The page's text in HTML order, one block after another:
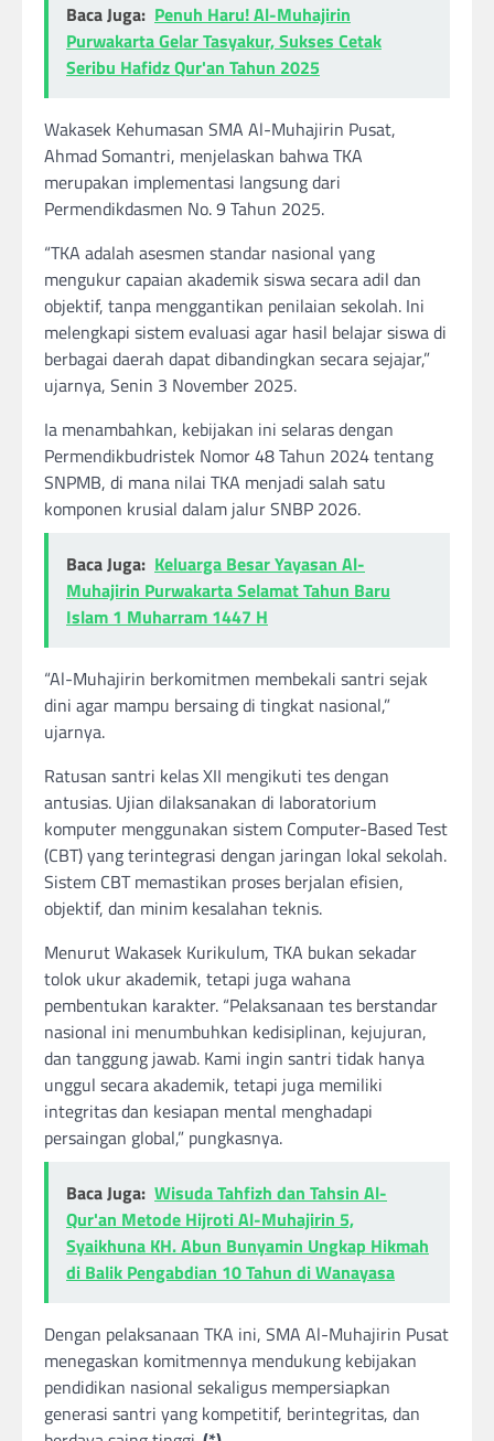
Baca Juga: Penuh Haru! Al-Muhajirin
Purwakarta Gelar Tasyakur, Sukses Cetak
Seribu Hafidz Qur'an Tahun 2025
Wakasek Kehumasan SMA Al-Muhajirin Pusat,
Ahmad Somantri, menjelaskan bahwa TKA
merupakan implementasi langsung dari
Permendikdasmen No. 9 Tahun 2025.
“TKA adalah asesmen standar nasional yang
mengukur capaian akademik siswa secara adil dan
objektif, tanpa menggantikan penilaian sekolah. Ini
melengkapi sistem evaluasi agar hasil belajar siswa di
berbagai daerah dapat dibandingkan secara sejajar,”
ujarnya, Senin 3 November 2025.
Ia menambahkan, kebijakan ini selaras dengan
Permendikbudristek Nomor 48 Tahun 2024 tentang
SNPMB, di mana nilai TKA menjadi salah satu
komponen krusial dalam jalur SNBP 2026.
Baca Juga: Keluarga Besar Yayasan Al-
Muhajirin Purwakarta Selamat Tahun Baru
Islam 1 Muharram 1447 H
“Al-Muhajirin berkomitmen membekali santri sejak
dini agar mampu bersaing di tingkat nasional,”
ujarnya.
Ratusan santri kelas XII mengikuti tes dengan
antusias. Ujian dilaksanakan di laboratorium
komputer menggunakan sistem Computer-Based Test
(CBT) yang terintegrasi dengan jaringan lokal sekolah.
Sistem CBT memastikan proses berjalan efisien,
objektif, dan minim kesalahan teknis.
Menurut Wakasek Kurikulum, TKA bukan sekadar
tolok ukur akademik, tetapi juga wahana
pembentukan karakter. “Pelaksanaan tes berstandar
nasional ini menumbuhkan kedisiplinan, kejujuran,
dan tanggung jawab. Kami ingin santri tidak hanya
unggul secara akademik, tetapi juga memiliki
integritas dan kesiapan mental menghadapi
persaingan global,” pungkasnya.
Baca Juga: Wisuda Tahfizh dan Tahsin Al-
Qur'an Metode Hijroti Al-Muhajirin 5,
Syaikhuna KH. Abun Bunyamin Ungkap Hikmah
di Balik Pengabdian 10 Tahun di Wanayasa
Dengan pelaksanaan TKA ini, SMA Al-Muhajirin Pusat
menegaskan komitmennya mendukung kebijakan
pendidikan nasional sekaligus mempersiapkan
generasi santri yang kompetitif, berintegritas, dan